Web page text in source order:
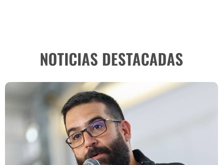
NOTICIAS DESTACADAS